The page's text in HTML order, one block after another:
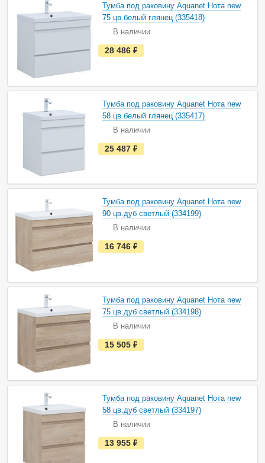
л
и
ч
и
Тумба под раковину Aquanet Нота new
75 цв.белый глянец (335418)
В наличии
е
с
н
л
и
ч
и
28 486
Тумба под раковину Aquanet Нота new
58 цв.белый глянец (335417)
В наличии
е
с
н
л
и
ч
и
25 487
Тумба под раковину Aquanet Нота new
90 цв.дуб светлый (334199)
В наличии
е
с
н
л
и
ч
и
16 746
Тумба под раковину Aquanet Нота new
75 цв.дуб светлый (334198)
В наличии
е
с
н
л
и
ч
и
15 505
Тумба под раковину Aquanet Нота new
58 цв.дуб светлый (334197)
В наличии
е
с
13 955